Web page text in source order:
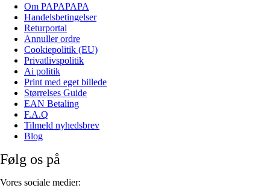
Om PAPAPAPA
Handelsbetingelser
Returportal
Annuller ordre
Cookiepolitik (EU)
Privatlivspolitik
Ai politik
Print med eget billede
Størrelses Guide
EAN Betaling
F.A.Q
Tilmeld nyhedsbrev
Blog
Følg os på
Vores sociale medier: